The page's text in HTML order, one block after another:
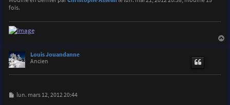
fois.
Louis Jouandanne
Ancien
Mlun. mars 12, 2012 20:44